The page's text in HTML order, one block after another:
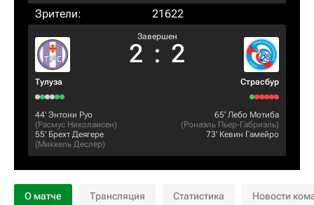
Зрители:
21622
Тулуза
Завершен
2 : 2
Страсбур
44‎’‎ Энтони Руо
(Расмус Николаисен)
55‎’‎ Брехт Деягере
(Миккель Деслер)
65‎’‎ Лебо Мотиба
(Ронаэль Пьер-Габриэль)
73‎’‎ Кевин Гамейро
О матче Трансляция Статистика Новости